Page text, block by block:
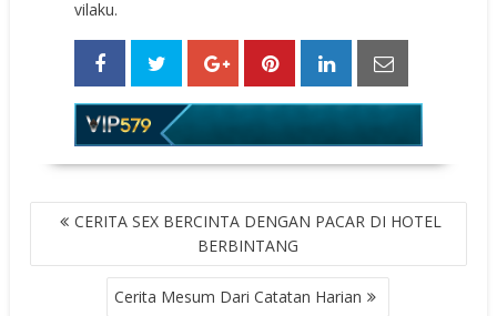
vilaku.
POST
NAVIGATION
CERITA SEX BERCINTA DENGAN PACAR DI HOTEL
BERBINTANG
Cerita Mesum Dari Catatan Harian